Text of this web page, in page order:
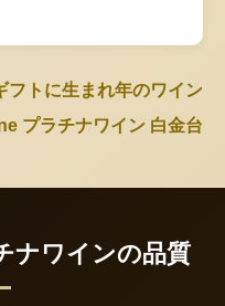
フトに生まれ年のワイン
プラチナワイン 白金台
ナワインの品質